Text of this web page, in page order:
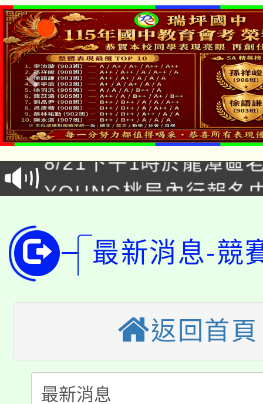
「本色祭」8/29、30在
場熱烈登場!
8/21下午1時於龍潭區
徵才活動。
YOUNG桃局內行報名
開!
115年桃園市運動會8/
田徑場及游泳池舉行。
桃園市低收入戶享有免
視費優惠，中低收入戶
半價優惠，詳情可洽有
者。
大園自造教育及科技中
份教師增能研習
大溪自造教育及科技
份教師研習
淨零綠生活教案入校路
會
115年食農教育專業人
最新消息-競
返回首頁